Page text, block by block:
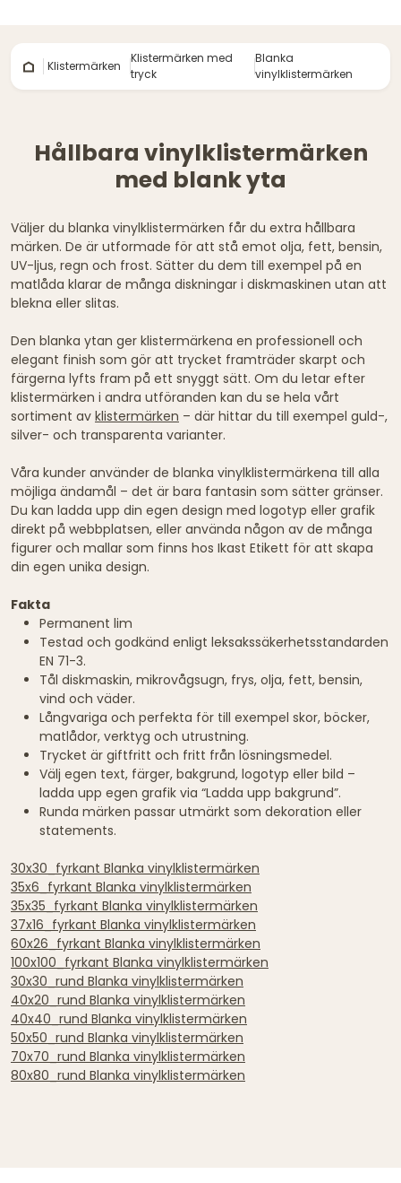
Klistermärken
Klistermärken med
tryck
Blanka
vinylklistermärken
Hållbara vinylklistermärken
med blank yta
Väljer du blanka vinylklistermärken får du extra hållbara
märken. De är utformade för att stå emot olja, fett, bensin,
UV-ljus, regn och frost. Sätter du dem till exempel på en
matlåda klarar de många diskningar i diskmaskinen utan att
blekna eller slitas.
Den blanka ytan ger klistermärkena en professionell och
elegant finish som gör att trycket framträder skarpt och
färgerna lyfts fram på ett snyggt sätt. Om du letar efter
klistermärken i andra utföranden kan du se hela vårt
sortiment av klistermärken – där hittar du till exempel guld-,
silver- och transparenta varianter.
Våra kunder använder de blanka vinylklistermärkena till alla
möjliga ändamål – det är bara fantasin som sätter gränser.
Du kan ladda upp din egen design med logotyp eller grafik
direkt på webbplatsen, eller använda någon av de många
figurer och mallar som finns hos Ikast Etikett för att skapa
din egen unika design.
Fakta
Permanent lim
Testad och godkänd enligt leksakssäkerhetsstandarden
EN 71-3.
Tål diskmaskin, mikrovågsugn, frys, olja, fett, bensin,
vind och väder.
Långvariga och perfekta för till exempel skor, böcker,
matlådor, verktyg och utrustning.
Trycket är giftfritt och fritt från lösningsmedel.
Välj egen text, färger, bakgrund, logotyp eller bild –
ladda upp egen grafik via “Ladda upp bakgrund”.
Runda märken passar utmärkt som dekoration eller
statements.
30x30_fyrkant Blanka vinylklistermärken
35x6_fyrkant Blanka vinylklistermärken
35x35_fyrkant Blanka vinylklistermärken
37x16_fyrkant Blanka vinylklistermärken
60x26_fyrkant Blanka vinylklistermärken
100x100_fyrkant Blanka vinylklistermärken
30x30_rund Blanka vinylklistermärken
40x20_rund Blanka vinylklistermärken
40x40_rund Blanka vinylklistermärken
50x50_rund Blanka vinylklistermärken
70x70_rund Blanka vinylklistermärken
80x80_rund Blanka vinylklistermärken